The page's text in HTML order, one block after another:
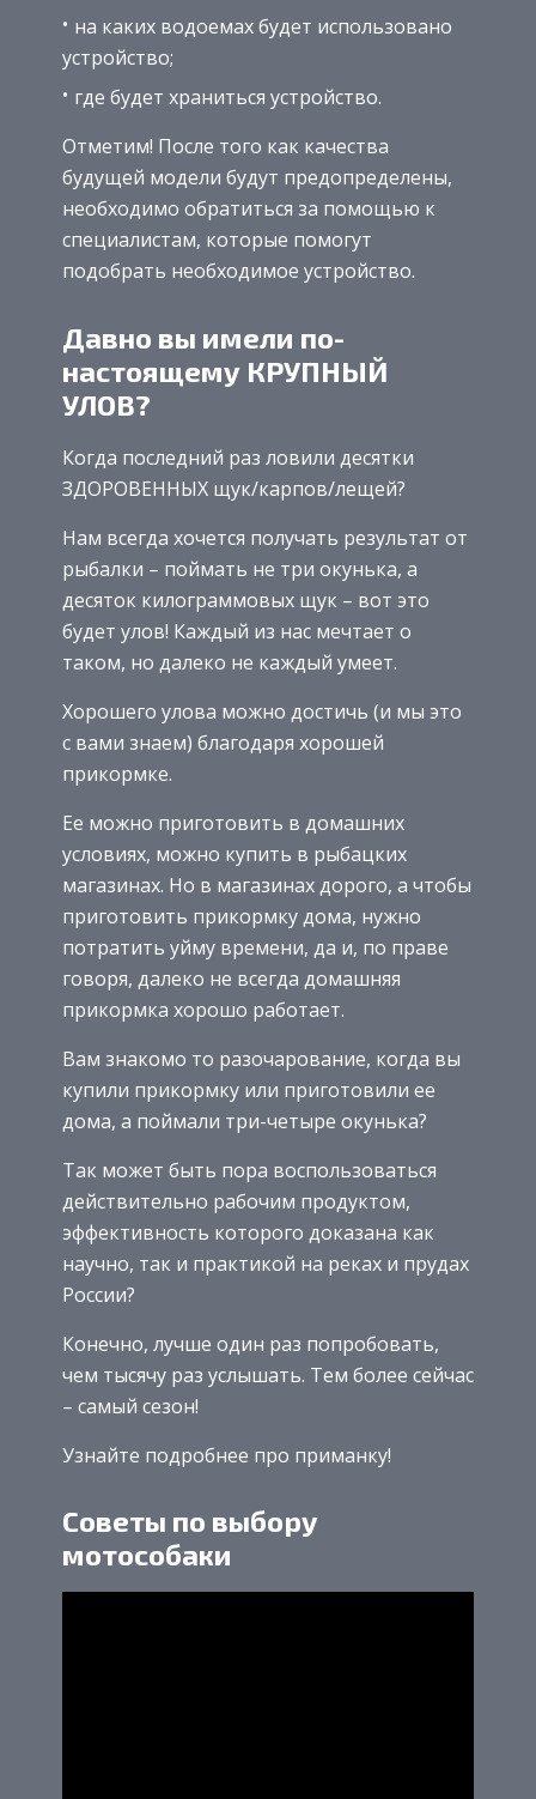
на каких водоемах будет использовано
устройство;
где будет храниться устройство.
Отметим! После того как качества
будущей модели будут предопределены,
необходимо обратиться за помощью к
специалистам, которые помогут
подобрать необходимое устройство.
Давно вы имели по-
настоящему КРУПНЫЙ
УЛОВ?
Когда последний раз ловили десятки
ЗДОРОВЕННЫХ щук/карпов/лещей?
Нам всегда хочется получать результат от
рыбалки – поймать не три окунька, а
десяток килограммовых щук – вот это
будет улов! Каждый из нас мечтает о
таком, но далеко не каждый умеет.
Хорошего улова можно достичь (и мы это
с вами знаем) благодаря хорошей
прикормке.
Ее можно приготовить в домашних
условиях, можно купить в рыбацких
магазинах. Но в магазинах дорого, а чтобы
приготовить прикормку дома, нужно
потратить уйму времени, да и, по праве
говоря, далеко не всегда домашняя
прикормка хорошо работает.
Вам знакомо то разочарование, когда вы
купили прикормку или приготовили ее
дома, а поймали три-четыре окунька?
Так может быть пора воспользоваться
действительно рабочим продуктом,
эффективность которого доказана как
научно, так и практикой на реках и прудах
России?
Конечно, лучше один раз попробовать,
чем тысячу раз услышать. Тем более сейчас
– самый сезон!
Узнайте подробнее про приманку!
Советы по выбору
мотособаки